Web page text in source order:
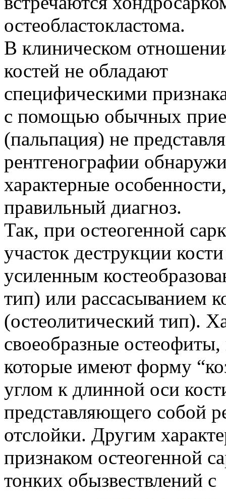
остеобластокластома.
В клиническом
костей не обладают
специфическими
с помощью обычных
(пальпация) не
рентгенографии
характерные
правильный диагноз.
Так, при остеогенной
участок деструкции
усиленным
тип) или рассасыванием
(остеолитический тип).
своеобразные
которые имеют форму
углом к длинной оси
представляющего собой
отслойки. Другим
признаком остеогенной
тонких обызвествлений с